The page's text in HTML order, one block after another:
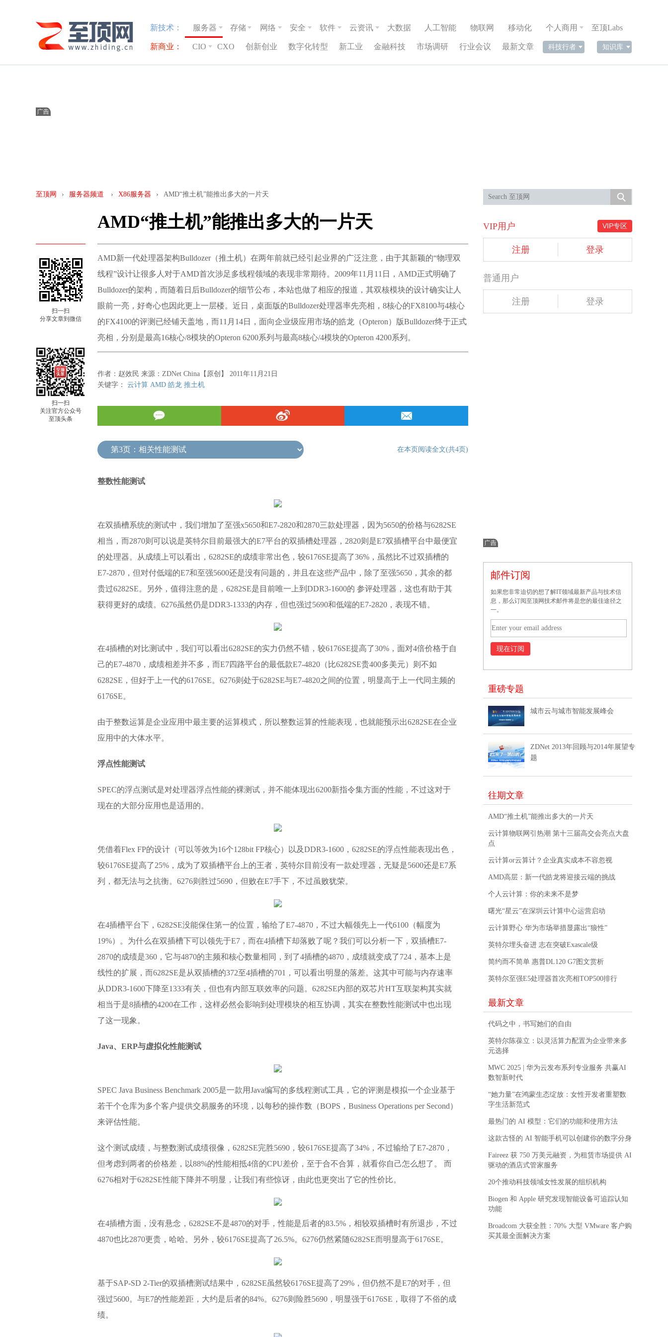
新技术： 服务器 存储 网络 安全 软件 云资讯 大数据 人工智能 物联网 移动化 个人商用 至顶Labs
新商业： CIO CXO 创新创业 数字化转型 新工业 金融科技 市场调研 行业会议 最新文章 科技行者 知识库
至顶网 › 服务器频道 › X86服务器 › AMD“推土机”能推出多大的一片天
AMD“推土机”能推出多大的一片天
扫一扫
分享文章到微信
扫一扫
关注官方公众号
至顶头条
AMD新一代处理器架构Bulldozer（推土机）在两年前就已经引起业界的广泛注意，由于其新颖的“物理双
线程”设计让很多人对于AMD首次涉足多线程领域的表现非常期待。2009年11月11日，AMD正式明确了
Bulldozer的架构，而随着日后Bulldozer的细节公布，本站也做了相应的报道，其双核模块的设计确实让人
眼前一亮，好奇心也因此更上一层楼。近日，桌面版的Bulldozer处理器率先亮相，8核心的FX8100与4核心
的FX4100的评测已经铺天盖地，而11月14日，面向企业级应用市场的皓龙（Opteron）版Bulldozer终于正式
亮相，分别是最高16核心/8模块的Opteron 6200系列与最高8核心/4模块的Opteron 4200系列。
作者：赵效民 来源：ZDNet China【原创】 2011年11月21日
关键字： 云计算 AMD 皓龙 推土机
在本页阅读全文(共4页)
整数性能测试
在双插槽系统的测试中，我们增加了至强x5650和E7-2820和2870三款处理器，因为5650的价格与6282SE
相当，而2870则可以说是英特尔目前最强大的E7平台的双插槽处理器，2820则是E7双插槽平台中最便宜
的处理器。从成绩上可以看出，6282SE的成绩非常出色，较6176SE提高了36%，虽然比不过双插槽的
E7-2870，但对付低端的E7和至强5600还是没有问题的，并且在这些产品中，除了至强5650，其余的都
贵过6282SE。另外，值得注意的是，6282SE是目前唯一上到DDR3-1600的 参评处理器，这也有助于其
获得更好的成绩。6276虽然仍是DDR3-1333的内存，但也强过5690和低端的E7-2820，表现不错。
在4插槽的对比测试中，我们可以看出6282SE的实力仍然不错，较6176SE提高了30%，面对4倍价格于自
己的E7-4870，成绩相差并不多，而E7四路平台的最低款E7-4820（比6282SE贵400多美元）则不如
6282SE，但好于上一代的6176SE。6276则处于6282SE与E7-4820之间的位置，明显高于上一代同主频的
6176SE。
由于整数运算是企业应用中最主要的运算模式，所以整数运算的性能表现，也就能预示出6282SE在企业
应用中的大体水平。
浮点性能测试
SPEC的浮点测试是对处理器浮点性能的裸测试，并不能体现出6200新指令集方面的性能，不过这对于
现在的大部分应用也是适用的。
凭借着Flex FP的设计（可以等效为16个128bit FP核心）以及DDR3-1600，6282SE的浮点性能表现出色，
较6176SE提高了25%，成为了双插槽平台上的王者，英特尔目前没有一款处理器，无疑是5600还是E7系
列，都无法与之抗衡。6276则胜过5690，但败在E7手下，不过虽败犹荣。
在4插槽平台下，6282SE没能保住第一的位置，输给了E7-4870，不过大幅领先上一代6100（幅度为
19%）。为什么在双插槽下可以领先于E7，而在4插槽下却落败了呢？我们可以分析一下，双插槽E7-
2870的成绩是360，它与4870的主频和核心数量相同，到了4插槽的4870，成绩就变成了724，基本上是
线性的扩展，而6282SE是从双插槽的372至4插槽的701，可以看出明显的落差。这其中可能与内存速率
从DDR3-1600下降至1333有关，但也有内部互联效率的问题。6282SE内部的双芯片HT互联架构其实就
相当于是8插槽的4200在工作，这样必然会影响到处理模块的相互协调，其实在整数性能测试中也出现
了这一现象。
Java、ERP与虚拟化性能测试
SPEC Java Business Benchmark 2005是一款用Java编写的多线程测试工具，它的评测是模拟一个企业基于
若干个仓库为多个客户提供交易服务的环境，以每秒的操作数（BOPS，Business Operations per Second）
来评估性能。
这个测试成绩，与整数测试成绩很像，6282SE完胜5690，较6176SE提高了34%，不过输给了E7-2870，
但考虑到两者的价格差，以88%的性能相抵4倍的CPU差价，至于合不合算，就看你自己怎么想了。 而
6276相对于6282SE性能下降并不明显，让我们有些惊讶，由此也更突出了它的性价比。
在4插槽方面，没有悬念，6282SE不是4870的对手，性能是后者的83.5%，相较双插槽时有所退步，不过
4870也比2870更贵，哈哈。另外，较6176SE提高了26.5%。6276仍然紧随6282SE而明显高于6176SE。
基于SAP-SD 2-Tier的双插槽测试结果中，6282SE虽然较6176SE提高了29%，但仍然不是E7的对手，但
强过5600。与E7的性能差距，大约是后者的84%。6276则险胜5690，明显强于6176SE，取得了不俗的成
绩。
VIP专区
VIP用户
注册 登录
普通用户
注册 登录
邮件订阅
如果您非常迫切的想了解IT领域最新产品与技术信
息，那么订阅至顶网技术邮件将是您的最佳途径之
一。
重磅专题
城市云与城市智能发展峰会
ZDNet 2013年回顾与2014年展望专
题
往期文章
AMD“推土机”能推出多大的一片天
云计算物联网引热潮 第十三届高交会亮点大盘
点
云计算or云算计？企业真实成本不容忽视
AMD高层：新一代皓龙将迎接云端的挑战
个人云计算：你的未来不是梦
曙光“星云”在深圳云计算中心运营启动
云计算野心 华为市场举措显露出“狼性”
英特尔埋头奋进 志在突破Exascale级
简约而不简单 惠普DL120 G7图文赏析
英特尔至强E5处理器首次亮相TOP500排行
最新文章
代码之中，书写她们的自由
英特尔陈葆立：以灵活算力配置为企业带来多
元选择
MWC 2025 | 华为云发布系列专业服务 共赢AI
数智新时代
“她力量”在鸿蒙生态绽放：女性开发者重塑数
字生活新范式
最热门的 AI 模型：它们的功能和使用方法
这款古怪的 AI 智能手机可以创建你的数字分身
Faireez 获 750 万美元融资，为租赁市场提供 AI
驱动的酒店式管家服务
20个推动科技领域女性发展的组织机构
Biogen 和 Apple 研究发现智能设备可追踪认知
功能
Broadcom 大获全胜：70% 大型 VMware 客户购
买其最全面解决方案